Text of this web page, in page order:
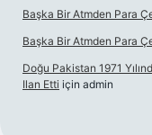
Başka Bir Atmden Para
Başka Bir Atmden Para
Doğu Pakistan 1971
Ilan Etti için admin